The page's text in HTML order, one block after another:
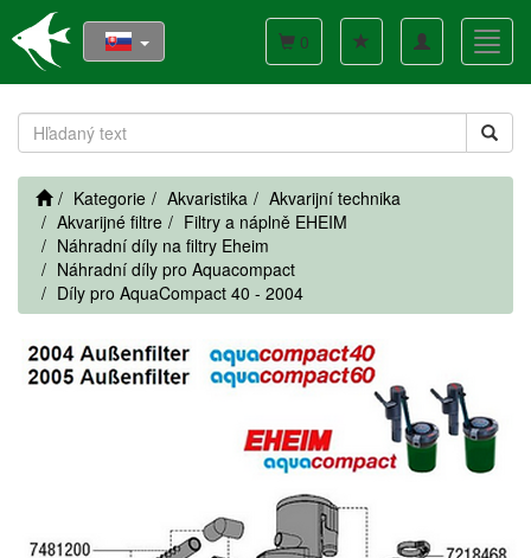
Toggle
navigation
0
Kategorie Akvaristika
Akvarijní technika
Akvarijné filtre
Filtry a náplně EHEIM
Náhradní díly na filtry Eheim
Náhradní díly pro Aquacompact
Díly pro AquaCompact 40 - 2004